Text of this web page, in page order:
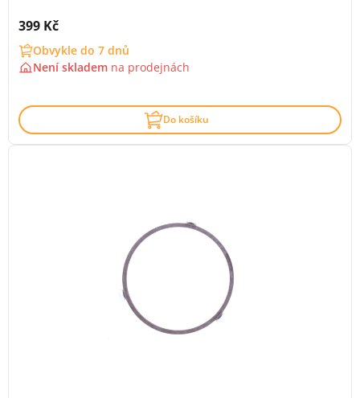
Cena s DPH:
399 Kč
Obvykle do 7 dnů
Není skladem na prodejnách
Do košíku